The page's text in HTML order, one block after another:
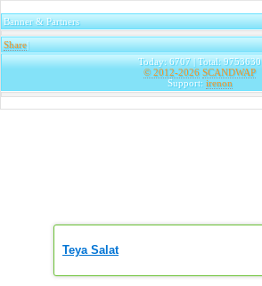
Banner & Partners
Share|
Today: 6707 | Total: 9753630
© 2012-2026 SCANDWAP
Support: irenon
Teya Salat